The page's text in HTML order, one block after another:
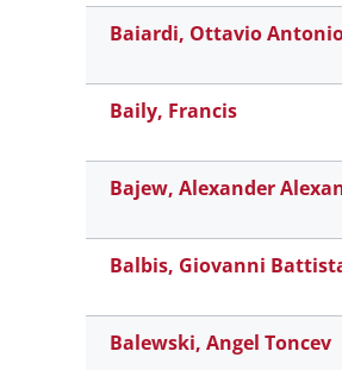
Baiardi, Ottavio
Baily, Francis
Bajew, Alexander
Balbis, Giovanni
Balewski, Angel Toncev